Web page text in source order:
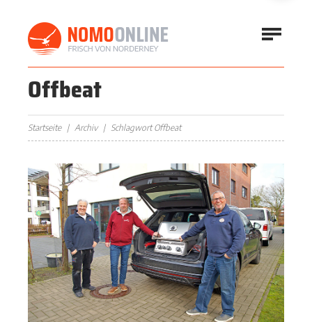
Offbeat
Startseite Archiv Schlagwort Offbeat